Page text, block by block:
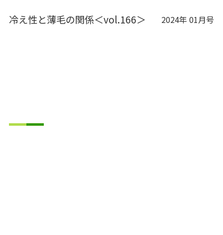
冷え性と薄毛の関係＜vol.166＞ 2024年 01月号